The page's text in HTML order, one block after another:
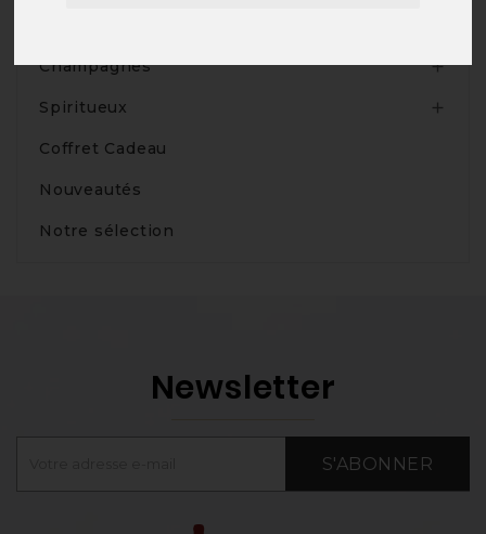
Champagnes 
Spiritueux 
Coffret Cadeau
Nouveautés
Notre sélection
Newsletter
S'ABONNER